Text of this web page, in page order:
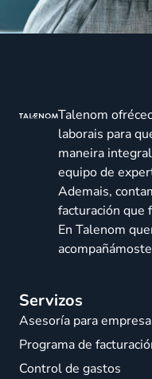
Talenom
laborais para
maneira
equipo de
Ademais,
facturación que
En Talenom
Servizos
Asesoría para
Programa de
Control de gastos